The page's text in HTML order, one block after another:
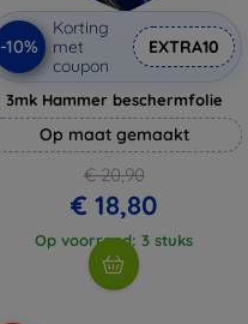
-10%
Korting
met
coupon
EXTRA10
3mk Hammer beschermfolie
Op maat gemaakt
€ 20,90
€ 18,80
Op voorraad: 3 stuks